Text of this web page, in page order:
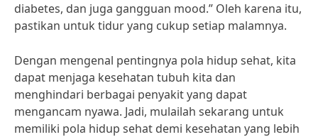
diabetes, dan juga gangguan mood.” Oleh karena itu,
pastikan untuk tidur yang cukup setiap malamnya.
Dengan mengenal pentingnya pola hidup sehat, kita
dapat menjaga kesehatan tubuh kita dan
menghindari berbagai penyakit yang dapat
mengancam nyawa. Jadi, mulailah sekarang untuk
memiliki pola hidup sehat demi kesehatan yang lebih